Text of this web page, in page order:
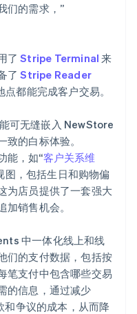
们的需求，”
了Stripe Terminal 来
了Stripe Reader
都能完成客户交易。
可无缝嵌入 NewStore
致的白标体验。
能，如“客户关系维
图，包括生日和购物偏
为店员提供了一套强大
销售机会。
中一体化线上和线
们的支付数据，包括按
笔支付中包含哪些交易
的信息，通过减少
争议的成本，从而降